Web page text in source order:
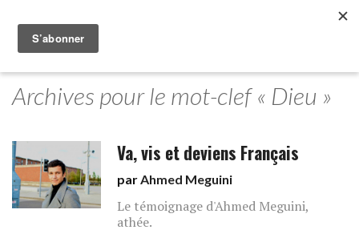
Archives pour le mot-clef « Dieu »
Va, vis et deviens Français
parAhmed Meguini
Le témoignage d'Ahmed Meguini,
athée.